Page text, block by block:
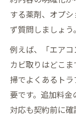
する薬剤、オプ
ず質問しましょう。
例えば、「エア
カビ取りはどこ
掃でよくあるト
要です。追加料
対応も契約前に確